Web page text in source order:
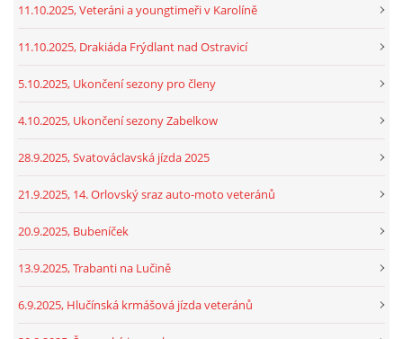
11.10.2025, Veteráni a youngtimeři v Karolíně
11.10.2025, Drakiáda Frýdlant nad Ostravicí
5.10.2025, Ukončení sezony pro členy
4.10.2025, Ukončení sezony Zabelkow
28.9.2025, Svatováclavská jízda 2025
21.9.2025, 14. Orlovský sraz auto-moto veteránů
20.9.2025, Bubeníček
13.9.2025, Trabanti na Lučině
6.9.2025, Hlučínská krmášová jízda veteránů